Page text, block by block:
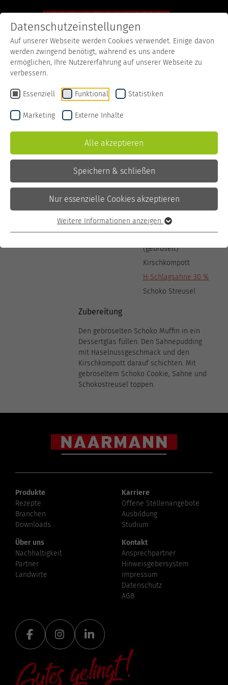
Rezepte Haselnuss Schoko Winter
Haselnuss Schoko
Winter
Zubereitungszeit
Zutaten
Schoko Muffin
(gebröselt)
Sahne-Pudding mit
Haselnussgeschmack
(gebröselt)
Kirschkompott
H-Schlagsahne 30 %
Schoko Streusel
Zubereitung
Den gebröselten Schoko Muffin in ein
Dessertglas füllen. Den Sahnepudding
mit Haselnussgeschmack und den
Kirschkompott darauf schichten. Mit
gebröseltem Schoko Cookie, Sahne und
Schokostreusel toppen.
Produkte
Rezepte
Branchen
Downloads
Karriere
Offene Stellenangebote
Ausbildung
Studium
Über uns
Nachhaltigkeit
Partner
Landwirte
Kontakt
Ansprechpartner
Hinweisgebersystem
Impressum
Datenschutz
AGB
Datenschutzeinstellungen
Auf unserer Webseite werden Cookies verwendet. Einige davon
werden zwingend benötigt, während es uns andere
ermöglichen, Ihre Nutzererfahrung auf unserer Webseite zu
verbessern.
Essenziell Funktional Statistiken
Marketing Externe Inhalte
Alle akzeptieren
Speichern & schließen
Nur essenzielle Cookies akzeptieren
Weitere Informationen anzeigen